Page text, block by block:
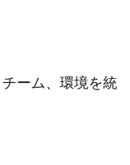
ーム、環境を統